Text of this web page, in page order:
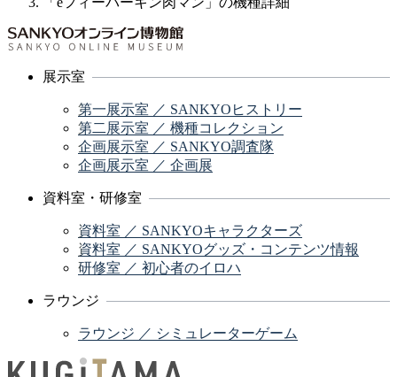
展示室
第一展示室 ／ SANKYOヒストリー
第二展示室 ／ 機種コレクション
企画展示室 ／ SANKYO調査隊
企画展示室 ／ 企画展
資料室・研修室
資料室 ／ SANKYOキャラクターズ
資料室 ／ SANKYOグッズ・コンテンツ情報
研修室 ／ 初心者のイロハ
ラウンジ
ラウンジ ／ シミュレーターゲーム